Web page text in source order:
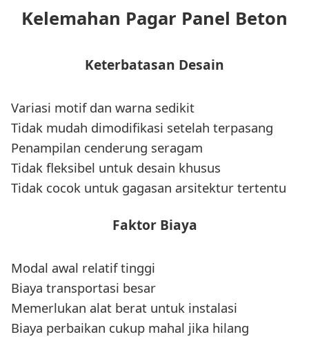
Kelemahan Pagar Panel Beton
Keterbatasan Desain
Variasi motif dan warna sedikit
Tidak mudah dimodifikasi setelah terpasang
Penampilan cenderung seragam
Tidak fleksibel untuk desain khusus
Tidak cocok untuk gagasan arsitektur tertentu
Faktor Biaya
Modal awal relatif tinggi
Biaya transportasi besar
Memerlukan alat berat untuk instalasi
Biaya perbaikan cukup mahal jika hilang